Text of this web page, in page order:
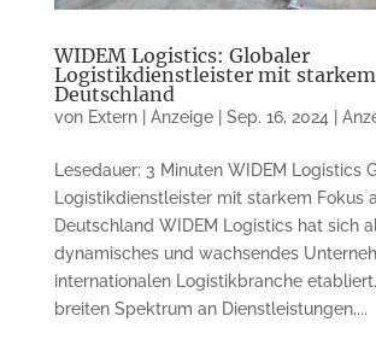
WIDEM Logistics: Globaler
Logistikdienstleister mit starkem
Deutschland
von Extern | Anzeige| Sep. 16, 2024
Lesedauer: 3 Minuten WIDEM Logistics
Logistikdienstleister mit starkem Fokus
Deutschland WIDEM Logistics hat sich
dynamisches und wachsendes
internationalen Logistikbranche
breiten Spektrum an Dienstleistungen,...